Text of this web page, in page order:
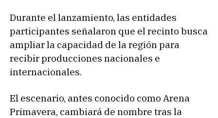
Durante el lanzamiento, las entidades
participantes señalaron que el recinto busca
ampliar la capacidad de la región para
recibir producciones nacionales e
internacionales.
El escenario, antes conocido como Arena
Primavera, cambiará de nombre tras la